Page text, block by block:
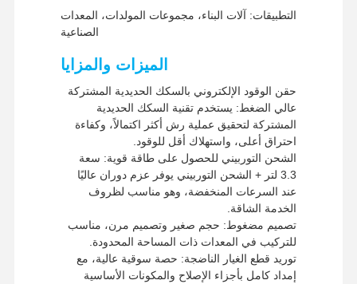
الطلب
1 قطعة
ويسترن يونيون، / تي تي
يو بي إس / دي إتش إل / إي
إم إس / تي أن تي /
فيديكس
التطبيقات: آلات البناء، مجموعات المولدات، المعدات
الصناعية
الميزات والمزايا
حقن الوقود الإلكتروني بالسكك الحديدية المشتركة
عالي الضغط: يستخدم تقنية السكك الحديدية
المشتركة لتحقيق عملية رش أكثر اكتمالاً، وكفاءة
احتراق أعلى، واستهلاك أقل للوقود.
الشحن التوربيني للحصول على طاقة قوية: سعة
3.3 لتر + الشحن التوربيني يوفر عزم دوران عاليًا
عند السرعات المنخفضة، وهو مناسب لظروف
الخدمة الشاقة.
تصميم مضغوط: حجم صغير وتصميم مرن، مناسب
للتركيب في المعدات ذات المساحة المحدودة.
توريد قطع الغيار الناضجة: حصة سوقية عالية، مع
إمداد كامل بأجزاء الإصلاح والمكونات الأساسية